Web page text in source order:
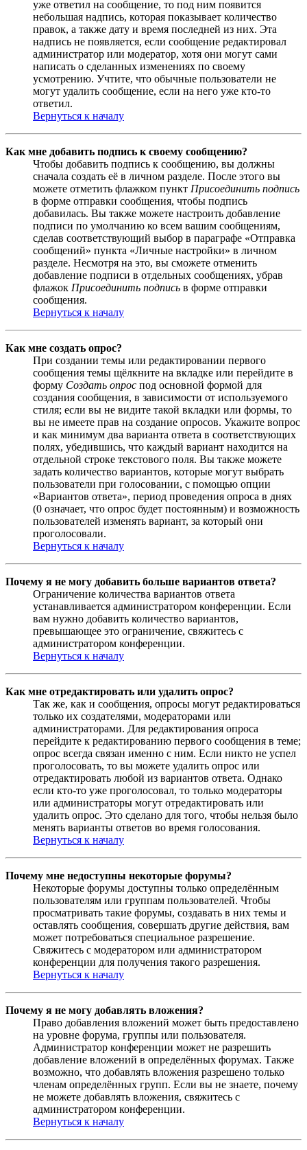
уже ответил на сообщение, то под ним появится
небольшая надпись, которая показывает количество
правок, а также дату и время последней из них. Эта
надпись не появляется, если сообщение редактировал
администратор или модератор, хотя они могут сами
написать о сделанных изменениях по своему
усмотрению. Учтите, что обычные пользователи не
могут удалить сообщение, если на него уже кто-то
ответил.
Вернуться к началу
Как мне добавить подпись к своему сообщению?
Чтобы добавить подпись к сообщению, вы должны
сначала создать её в личном разделе. После этого вы
можете отметить флажком пункт Присоединить подпись
в форме отправки сообщения, чтобы подпись
добавилась. Вы также можете настроить добавление
подписи по умолчанию ко всем вашим сообщениям,
сделав соответствующий выбор в параграфе «Отправка
сообщений» пункта «Личные настройки» в личном
разделе. Несмотря на это, вы сможете отменить
добавление подписи в отдельных сообщениях, убрав
флажок Присоединить подпись в форме отправки
сообщения.
Вернуться к началу
Как мне создать опрос?
При создании темы или редактировании первого
сообщения темы щёлкните на вкладке или перейдите в
форму Создать опрос под основной формой для
создания сообщения, в зависимости от используемого
стиля; если вы не видите такой вкладки или формы, то
вы не имеете прав на создание опросов. Укажите вопрос
и как минимум два варианта ответа в соответствующих
полях, убедившись, что каждый вариант находится на
отдельной строке текстового поля. Вы также можете
задать количество вариантов, которые могут выбрать
пользователи при голосовании, с помощью опции
«Вариантов ответа», период проведения опроса в днях
(0 означает, что опрос будет постоянным) и возможность
пользователей изменять вариант, за который они
проголосовали.
Вернуться к началу
Почему я не могу добавить больше вариантов ответа?
Ограничение количества вариантов ответа
устанавливается администратором конференции. Если
вам нужно добавить количество вариантов,
превышающее это ограничение, свяжитесь с
администратором конференции.
Вернуться к началу
Как мне отредактировать или удалить опрос?
Так же, как и сообщения, опросы могут редактироваться
только их создателями, модераторами или
администраторами. Для редактирования опроса
перейдите к редактированию первого сообщения в теме;
опрос всегда связан именно с ним. Если никто не успел
проголосовать, то вы можете удалить опрос или
отредактировать любой из вариантов ответа. Однако
если кто-то уже проголосовал, то только модераторы
или администраторы могут отредактировать или
удалить опрос. Это сделано для того, чтобы нельзя было
менять варианты ответов во время голосования.
Вернуться к началу
Почему мне недоступны некоторые форумы?
Некоторые форумы доступны только определённым
пользователям или группам пользователей. Чтобы
просматривать такие форумы, создавать в них темы и
оставлять сообщения, совершать другие действия, вам
может потребоваться специальное разрешение.
Свяжитесь с модератором или администратором
конференции для получения такого разрешения.
Вернуться к началу
Почему я не могу добавлять вложения?
Право добавления вложений может быть предоставлено
на уровне форума, группы или пользователя.
Администратор конференции может не разрешить
добавление вложений в определённых форумах. Также
возможно, что добавлять вложения разрешено только
членам определённых групп. Если вы не знаете, почему
не можете добавлять вложения, свяжитесь с
администратором конференции.
Вернуться к началу